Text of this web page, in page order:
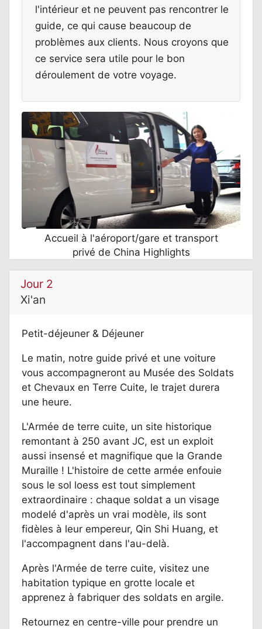
l'intérieur et ne peuvent pas rencontrer le
guide, ce qui cause beaucoup de
problèmes aux clients. Nous croyons que
ce service sera utile pour le bon
déroulement de votre voyage.
Accueil à l'aéroport/gare et transport
privé de China Highlights
Jour 2
Xi'an
Petit-déjeuner & Déjeuner
Le matin, notre guide privé et une voiture
vous accompagneront au Musée des Soldats
et Chevaux en Terre Cuite, le trajet durera
une heure.
L'Armée de terre cuite, un site historique
remontant à 250 avant JC, est un exploit
aussi insensé et magnifique que la Grande
Muraille ! L'histoire de cette armée enfouie
sous le sol loess est tout simplement
extraordinaire : chaque soldat a un visage
modelé d'après un vrai modèle, ils sont
fidèles à leur empereur, Qin Shi Huang, et
l'accompagnent dans l'au-delà.
Après l'Armée de terre cuite, visitez une
habitation typique en grotte locale et
apprenez à fabriquer des soldats en argile.
Retournez en centre-ville pour prendre un